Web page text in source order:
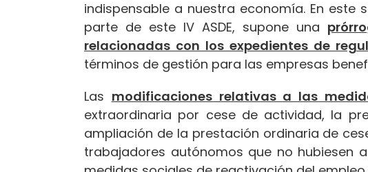
indispensable a nuestra economía. En
parte de este IV ASDE, supone una
relacionadas con los expedientes de
términos de gestión para las empresas
Las modificaciones relativas a las
extraordinaria por cese de actividad, la
ampliación de la prestación ordinaria de
trabajadores autónomos que no hubiesen